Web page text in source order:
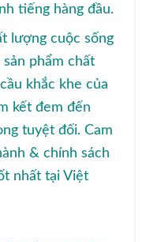
tiếng hàng đầu.
lượng cuộc sống
phẩm chất
khắc khe của
kết đem đến
tuyệt đối. Cam
& chính sách
nhất tại Việt